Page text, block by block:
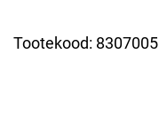
Tootekood: 8307005